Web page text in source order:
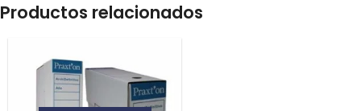
Productos relacionados